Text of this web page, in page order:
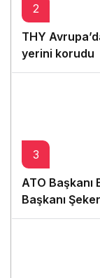
2
THY
yerini korudu
3
ATO Başkanı
Başkanı